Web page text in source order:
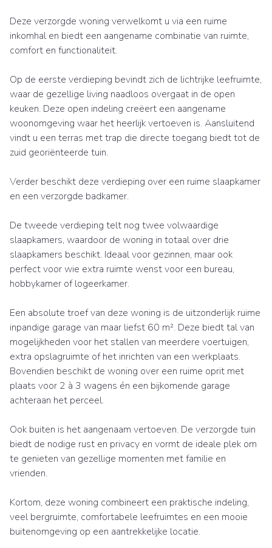
Deze verzorgde woning verwelkomt u via een ruime
inkomhal en biedt een aangename combinatie van ruimte,
comfort en functionaliteit.
Op de eerste verdieping bevindt zich de lichtrijke leefruimte,
waar de gezellige living naadloos overgaat in de open
keuken. Deze open indeling creëert een aangename
woonomgeving waar het heerlijk vertoeven is. Aansluitend
vindt u een terras met trap die directe toegang biedt tot de
zuid georiënteerde tuin.
Verder beschikt deze verdieping over een ruime slaapkamer
en een verzorgde badkamer.
De tweede verdieping telt nog twee volwaardige
slaapkamers, waardoor de woning in totaal over drie
slaapkamers beschikt. Ideaal voor gezinnen, maar ook
perfect voor wie extra ruimte wenst voor een bureau,
hobbykamer of logeerkamer.
Een absolute troef van deze woning is de uitzonderlijk ruime
inpandige garage van maar liefst 60 m². Deze biedt tal van
mogelijkheden voor het stallen van meerdere voertuigen,
extra opslagruimte of het inrichten van een werkplaats.
Bovendien beschikt de woning over een ruime oprit met
plaats voor 2 à 3 wagens én een bijkomende garage
achteraan het perceel.
Ook buiten is het aangenaam vertoeven. De verzorgde tuin
biedt de nodige rust en privacy en vormt de ideale plek om
te genieten van gezellige momenten met familie en
vrienden.
Kortom, deze woning combineert een praktische indeling,
veel bergruimte, comfortabele leefruimtes en een mooie
buitenomgeving op een aantrekkelijke locatie.